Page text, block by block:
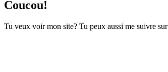
Coucou!
Tu veux voir mon site? Tu peux aussi me suivre